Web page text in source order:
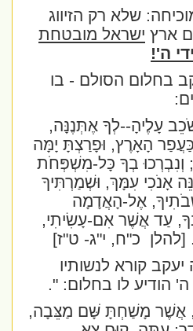
שלא רק הזיווג
ארץישראל מובטחת
ה'!
בחלום הסולם - בו
עָלֶיהָ--לְךָ אֶתְּנֶנָּה,
הָאָרֶץ, וּפָרַצְתָּ יָמָּה
וְנִבְרְכוּ בְךָ כָּל-מִשְׁפְּחֹת
אָנֹכִי עִמָּךְ, וּשְׁמַרְתִּיךָ
אֶל-הָאֲדָמָה
עַד אֲשֶׁר אִם-עָשִׂיתִי,
כ"ח, י"ג- ט"ז]
קורא לנשותיו
הודיע לו בחלום: ".
אֲשֶׁר מָשַׁחְתָּ שָּׁם מַצֵּבָה,